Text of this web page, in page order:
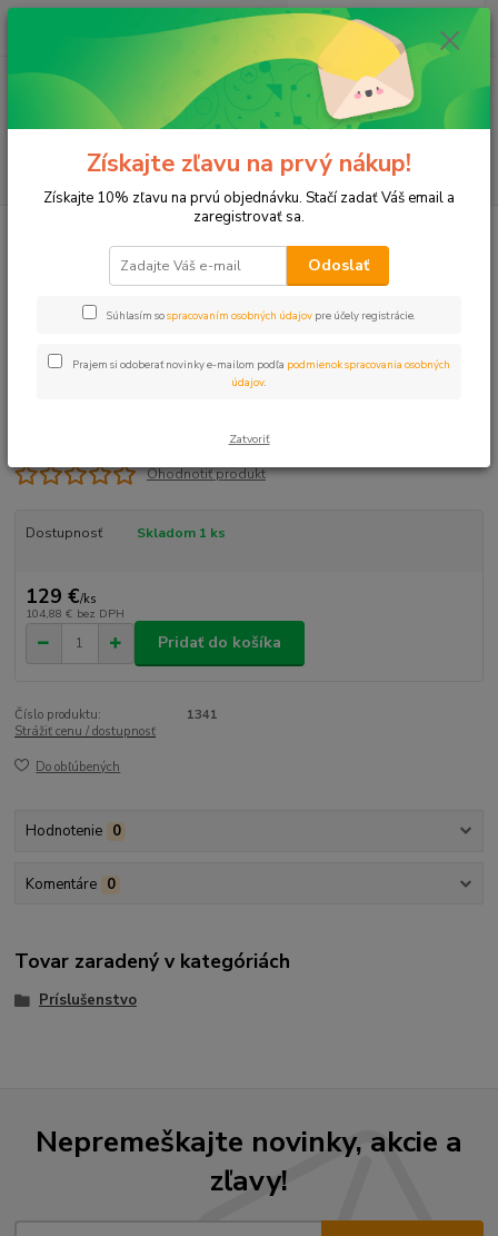
Menu
(Po-Pia, 8-17 hod.)
ks
za0 €
Plavák mechanický 2" guľa
Plavák mechanický 2" guľa
Ohodnotiť produkt
Dostupnosť Skladom 1 ks
129 €/ks
104,88 € bez DPH
Pridať do košíka
Číslo produktu:
1341
Strážiť cenu / dostupnosť
Do obľúbených
Hodnotenie 0
Komentáre 0
Tovar zaradený v kategóriách
Príslušenstvo
Nepremeškajte novinky, akcie a
zľavy!
Získajte zľavu na prvý nákup!
Získajte 10% zľavu na prvú objednávku. Stačí zadať Váš email a
zaregistrovať sa.
Odoslať
Súhlasím sospracovaním osobných údajov pre účely registrácie.
Prajem si odoberať novinky e-mailom podľa podmienok spracovania osobných
údajov
Zatvoriť